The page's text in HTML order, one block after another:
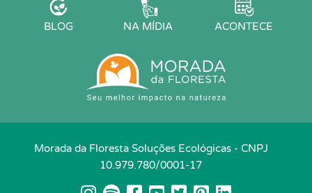
BLOG NA MÍDIA ACONTECE
Morada da Floresta Soluções Ecológicas - CNPJ
10.979.780/0001-17